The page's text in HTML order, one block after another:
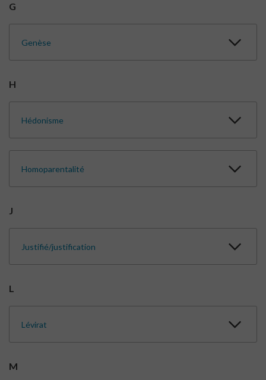
G
Genèse
H
Hédonisme
Homoparentalité
J
Justifié/justification
L
Lévirat
M